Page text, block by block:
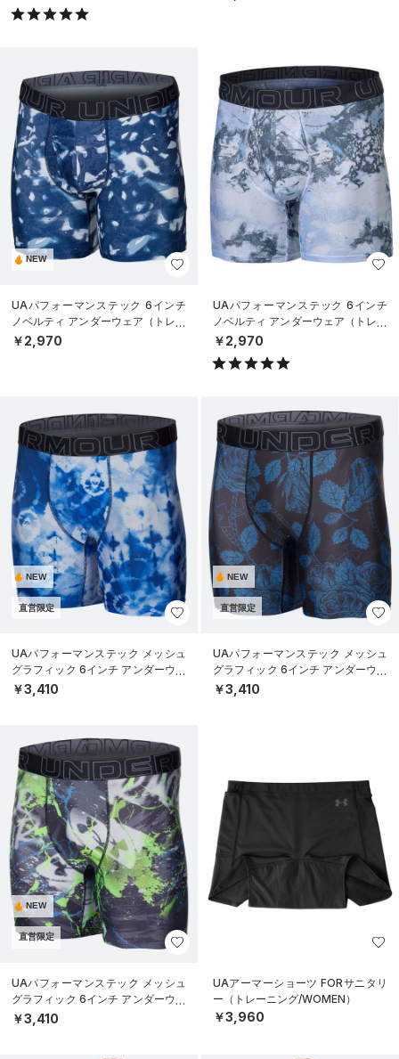
NEW
UAパフォーマンステック 6インチ
ノベルティ アンダーウェア（トレー
ニング/MEN）
￥2,970
UAパフォーマンステック 6インチ
ノベルティ アンダーウェア（トレー
ニング/MEN）
￥2,970
NEW
直営限定
UAパフォーマンステック メッシュ
グラフィック 6インチ アンダーウェ
ア（トレーニング/MEN）
￥3,410
NEW
直営限定
UAパフォーマンステック メッシュ
グラフィック 6インチ アンダーウェ
ア（トレーニング/MEN）
￥3,410
NEW
直営限定
UAパフォーマンステック メッシュ
グラフィック 6インチ アンダーウェ
ア（トレーニング/MEN）
￥3,410
UAアーマーショーツ FORサニタリ
ー（トレーニング/WOMEN）
￥3,960